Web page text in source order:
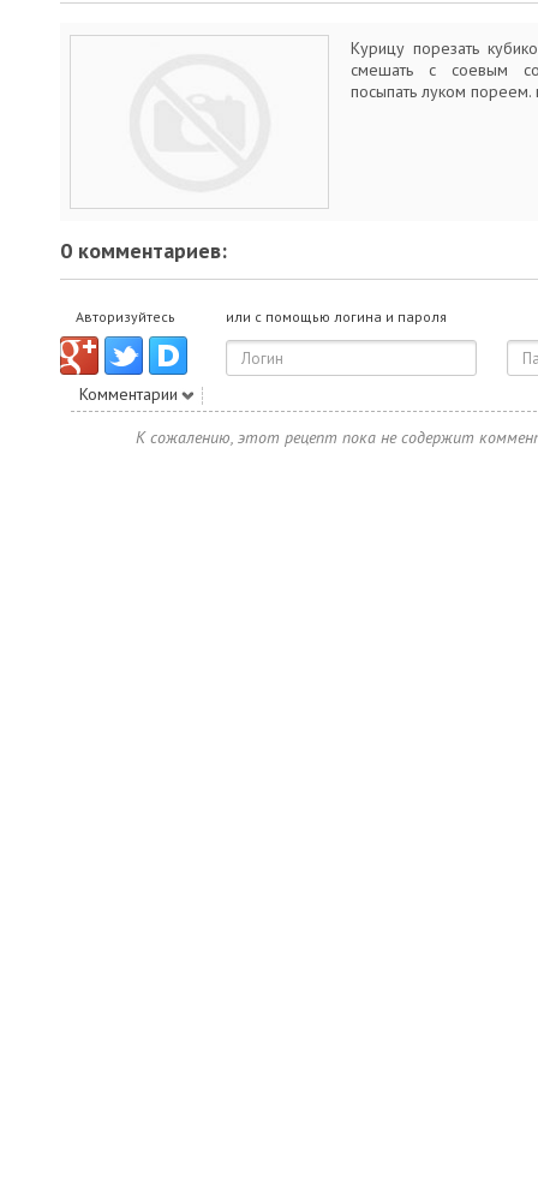
Курицу порезать
смешать с соевым
посыпать луком
0 комментариев:
Авторизуйтесь или с помощью логина и пароля
Комментарии
К сожалению, этот рецепт пока не содержит